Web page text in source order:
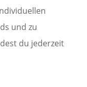
und zu
du jederzeit